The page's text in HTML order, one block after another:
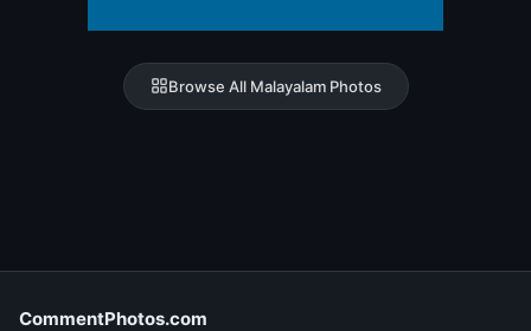
Browse All Malayalam Photos
CommentPhotos.com